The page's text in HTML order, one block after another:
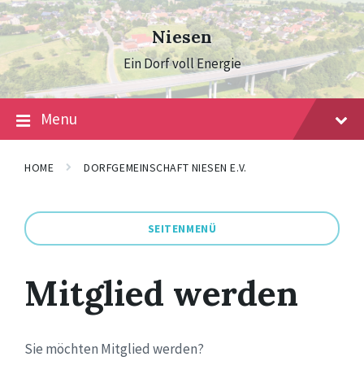
Skip
to
content
Skip
to
main
navigation
Skip
to
footer
Niesen
Ein Dorf voll Energie
Menu
HOME DORFGEMEINSCHAFT NIESEN E.V.
SEITENMENÜ
Mitglied werden
Sie möchten Mitglied werden?